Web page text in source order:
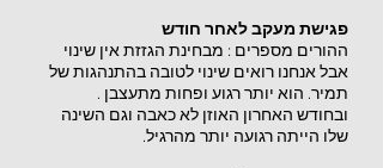
פגישת מעקב לאחר חודש
ההורים מספרים : מבחינת הגזזת אין שינוי
אבל אנחנו רואים שינוי לטובה בהתנהגות של
תמיר. הוא יותר רגוע ופחות מתעצבן .
ובחודש האחרון האוזן לא כאבה וגם השינה
שלו הייתה רגועה יותר מהרגיל.